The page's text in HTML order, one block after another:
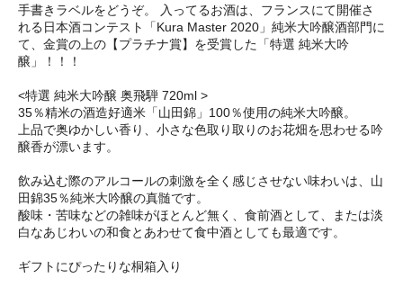
手書きラベルをどうぞ。 入ってるお酒は、フランスにて開催さ
れる日本酒コンテスト「Kura Master 2020」純米大吟醸酒部門に
て、金賞の上の【プラチナ賞】を受賞した「特選 純米大吟
醸」！！！
<特選 純米大吟醸 奥飛騨 720ml >
35％精米の酒造好適米「山田錦」100％使用の純米大吟醸。
上品で奥ゆかしい香り、小さな色取り取りのお花畑を思わせる吟
醸香が漂います。
飲み込む際のアルコールの刺激を全く感じさせない味わいは、山
田錦35％純米大吟醸の真髄です。
酸味・苦味などの雑味がほとんど無く、食前酒として、または淡
白なあじわいの和食とあわせて食中酒としても最適です。
ギフトにぴったりな桐箱入り